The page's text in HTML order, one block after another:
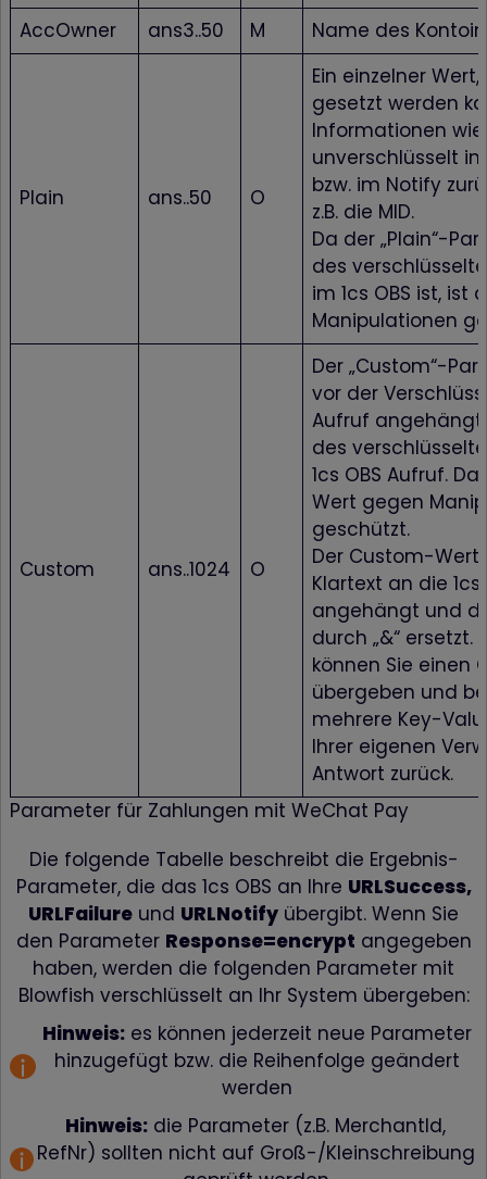
AccOwner
ans3..50 M Name des
Plain ans..50 O
Ein einzelner
gesetzt werden
Informationen
unverschlüsselt
bzw. im Notify
z.B. die MID.
Da der „Plain“-
des
im 1cs OBS ist, ist
Manipulationen
Custom ans..1024 O
Der „Custom“-
vor der
Aufruf angehängt
des
1cs OBS Aufruf.
Wert gegen
geschützt.
Der Custom-Wert
Klartext an die
angehängt und
durch „&“ ersetzt.
können Sie einen
übergeben und
mehrere Key-
Ihrer eigenen
Antwort zurück.
Parameter für Zahlungen mit WeChat Pay
Die folgende Tabelle beschreibt die Ergebnis-
Parameter, die das 1cs OBS an Ihre URLSuccess,
URLFailure und URLNotify übergibt. Wenn Sie
den Parameter Response=encrypt angegeben
haben, werden die folgenden Parameter mit
Blowfish verschlüsselt an Ihr System übergeben:
Hinweis:es können jederzeit neue Parameter
hinzugefügt bzw. die Reihenfolge geändert
werden
Hinweis: die Parameter (z.B. MerchantId,
RefNr) sollten nicht auf Groß-/Kleinschreibung